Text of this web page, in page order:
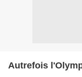
Autrefois